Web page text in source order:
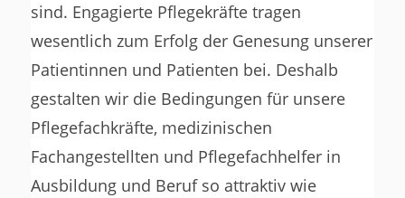
sind. Engagierte Pflegekräfte tragen
wesentlich zum Erfolg der Genesung unserer
Patientinnen und Patienten bei. Deshalb
gestalten wir die Bedingungen für unsere
Pflegefachkräfte, medizinischen
Fachangestellten und Pflegefachhelfer in
Ausbildung und Beruf so attraktiv wie